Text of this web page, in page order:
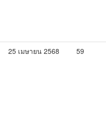
25 เมษายน 2568 59